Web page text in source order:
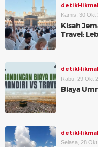
Kamis, 30 Okt
Kisah
Travel:
Rabu, 29 Okt
Biaya
Selasa, 28